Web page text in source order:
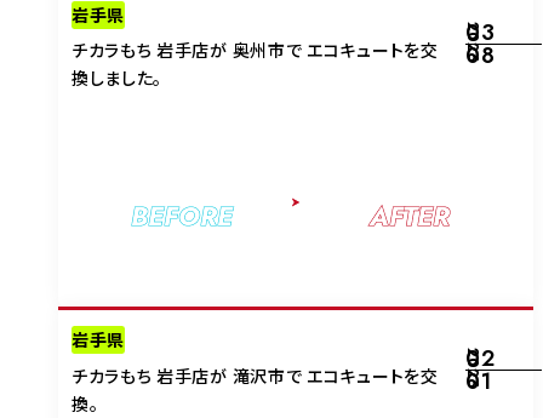
岩手県
チカラもち 岩手店が 奥州市で エコキュートを交
換しました。
2026
03
08
BEFORE AFTER
岩手県
チカラもち 岩手店が 滝沢市で エコキュートを交
換。
2026
02
01